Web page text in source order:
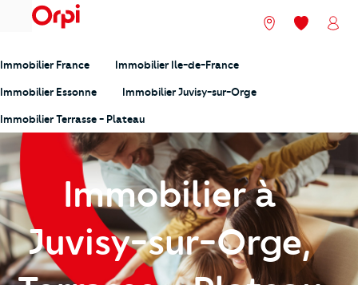
menu Nos agences
Mes
Immobilier France Immobilier Ile-de-France
Immobilier Essonne Immobilier Juvisy-sur-Orge
Immobilier Terrasse - Plateau
Immobilier à
Juvisy-sur-Orge,